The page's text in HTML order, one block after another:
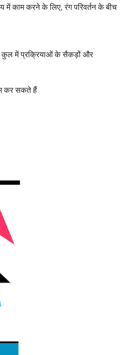
में काम करने के लिए, रंग परिवर्तन के बीच
कुल में प्रक्रियाओं के सैकड़ों और
कर सकते हैं